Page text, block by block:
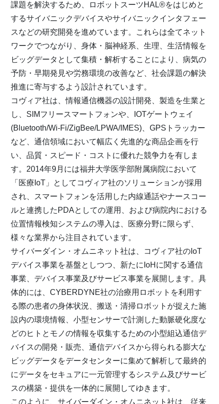
課題を解決するため、ロボットスーツHAL®をはじめと
するサイバニックデバイスやサイバニックインタフェー
スなどの研究開発を進めています。これらは全てネット
ワークでつながり、身体・脳神経系、生理、生活情報を
ビッグデータとして集積・解析することにより、病気の
予防・早期発見や労務環境の改善など、社会課題の解決
推進に寄与するよう設計されています。
コヴィア社は、情報通信機器の設計開発、製造を生業と
し、SIMフリースマートフォンや、IOTゲートウェイ
(Bluetooth/Wi-Fi/ZigBee/LPWA/IMES)、GPSトラッカー
など、通信領域において幅広く先進的な商品企画を行
い、品質・スピード・コストに優れた競争力を有しま
す。2014年9月には福井大学医学部附属病院において
「医療IoT」としてコヴィア社のソリューションが採用
され、スマートフォンを活用した内線通話やナースコー
ルと連携したPDAとしての運用、および病院内における
位置情報検知システムの導入は、医療分野に限らず、
様々な業界から注目されています。
サイバーダイン・オムニネット社は、コヴィア社のIoT
デバイス事業を基盤としつつ、新たにIoHに関する通信
事業、デバイス事業及びサービス事業を展開します。具
体的には、CYBERDYNE社の治療用ロボットを利用す
る際の患者の身体状況、搬送・清掃ロボットが捉えた施
設内の環境情報、小型センサーで計測した動脈硬化度な
どのヒトとモノの情報を収集するための小型組込通信デ
バイスの開発・販売、通信デバイスから得られる膨大な
ビッグデータをデータセンターに集めて解析して最終的
にデータをセキュアに一元管理するシステム及びサービ
スの構築・提供を一体的に展開してゆきます。
このように、サイバーダイン・オムニネット社は、従来